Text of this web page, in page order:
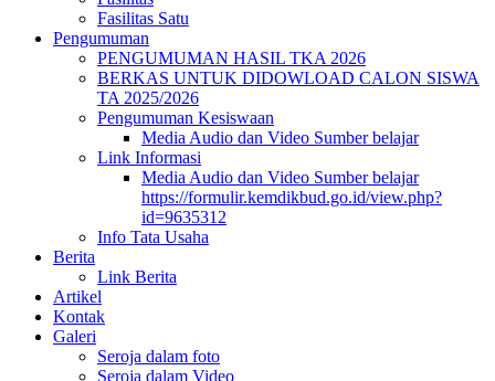
Fasilitas Satu
Pengumuman
PENGUMUMAN HASIL TKA 2026
BERKAS UNTUK DIDOWLOAD CALON SISWA
TA 2025/2026
Pengumuman Kesiswaan
Media Audio dan Video Sumber belajar
Link Informasi
Media Audio dan Video Sumber belajar
https://formulir.kemdikbud.go.id/view.php?
id=9635312
Info Tata Usaha
Berita
Link Berita
Artikel
Kontak
Galeri
Seroja dalam foto
Seroja dalam Video